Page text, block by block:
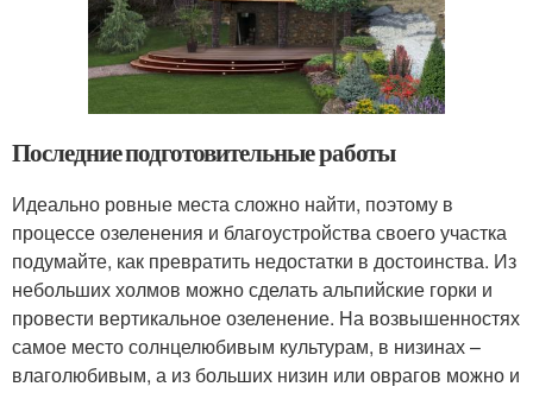
Последние подготовительные работы
Идеально ровные места сложно найти, поэтому в
процессе озеленения и благоустройства своего участка
подумайте, как превратить недостатки в достоинства. Из
небольших холмов можно сделать альпийские горки и
провести вертикальное озеленение. На возвышенностях
самое место солнцелюбивым культурам, в низинах –
влаголюбивым, а из больших низин или оврагов можно и